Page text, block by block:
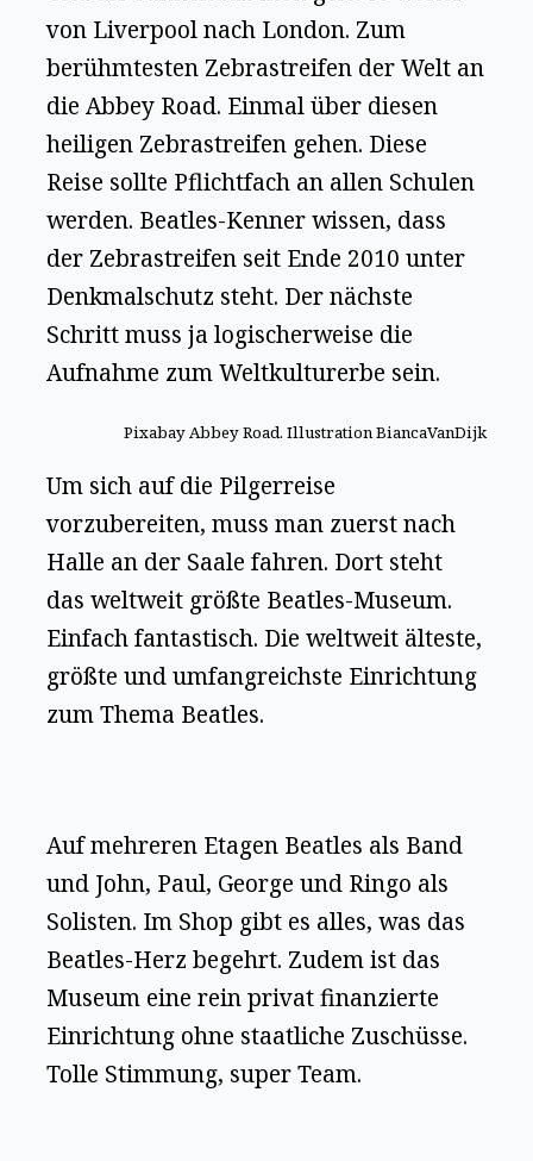
von Liverpool nach London. Zum
berühmtesten Zebrastreifen der Welt an
die Abbey Road. Einmal über diesen
heiligen Zebrastreifen gehen. Diese
Reise sollte Pflichtfach an allen Schulen
werden. Beatles-Kenner wissen, dass
der Zebrastreifen seit Ende 2010 unter
Denkmalschutz steht. Der nächste
Schritt muss ja logischerweise die
Aufnahme zum Weltkulturerbe sein.
Pixabay Abbey Road. Illustration BiancaVanDijk
Um sich auf die Pilgerreise
vorzubereiten, muss man zuerst nach
Halle an der Saale fahren. Dort steht
das weltweit größte Beatles-Museum.
Einfach fantastisch. Die weltweit älteste,
größte und umfangreichste Einrichtung
zum Thema Beatles.
Auf mehreren Etagen Beatles als Band
und John, Paul, George und Ringo als
Solisten. Im Shop gibt es alles, was das
Beatles-Herz begehrt. Zudem ist das
Museum eine rein privat finanzierte
Einrichtung ohne staatliche Zuschüsse.
Tolle Stimmung, super Team.